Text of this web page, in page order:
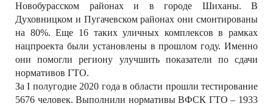
Новобурасском районах и в городе Шиханы. В
Духовницком и Пугачевском районах они смонтированы
на 80%. Еще 16 таких уличных комплексов в рамках
нацпроекта были установлены в прошлом году. Именно
они помогли региону улучшить показатели по сдачи
нормативов ГТО.
За I полугодие 2020 года в области прошли тестирование
5676 человек. Выполнили нормативы ВФСК ГТО – 1933